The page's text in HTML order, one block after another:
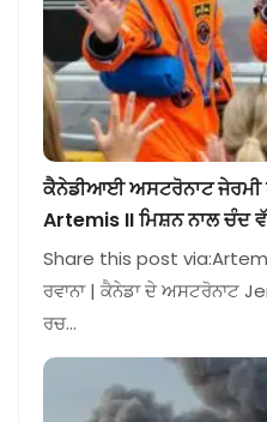
ਕੈਨੇਡੀਆਈ ਅਸਟਰੋਨਾਟ ਜੇਰਮੀ
Artemis II ਮਿਸ਼ਨ ਨਾਲ ਚੰਦ
Share this post
ਰਵਾਨਾ | ਕੈਨੇਡਾ ਦੇ ਅਸਟਰੋਨਾਟ
ਰਚ…